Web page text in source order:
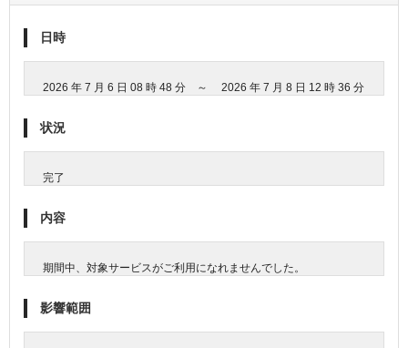
日時
2026 年 7 月 6 日 08 時 48 分 ～ 2026 年 7 月 8 日 12 時 36 分
状況
完了
内容
期間中、対象サービスがご利用になれませんでした。
影響範囲